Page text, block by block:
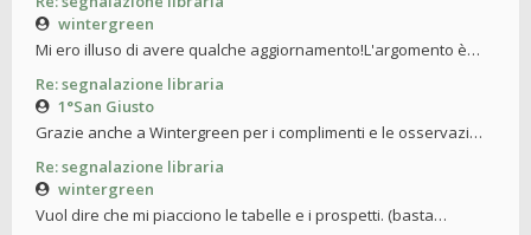
wintergreen
Mi ero illuso di avere qualche aggiornamento!L'argomento è…
Re: segnalazione libraria
1°San Giusto
Grazie anche a Wintergreen per i complimenti e le osservazi…
Re: segnalazione libraria
wintergreen
Vuol dire che mi piacciono le tabelle e i prospetti. (basta…